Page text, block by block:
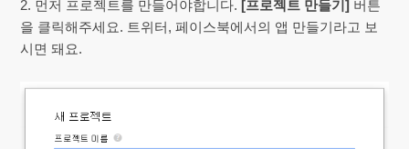
2. 먼저 프로젝트를 만들어야합니다. [프로젝트 만들기] 버튼
을 클릭해주세요. 트위터, 페이스북에서의 앱 만들기라고 보
시면 돼요.